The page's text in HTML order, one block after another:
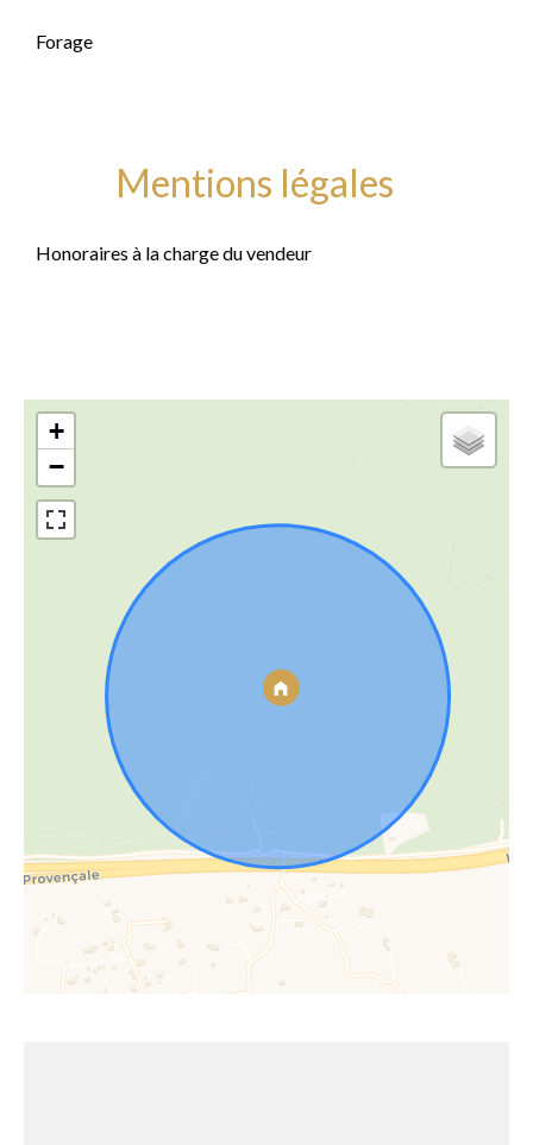
Forage
Mentions légales
Honoraires à la charge du vendeur
+
−